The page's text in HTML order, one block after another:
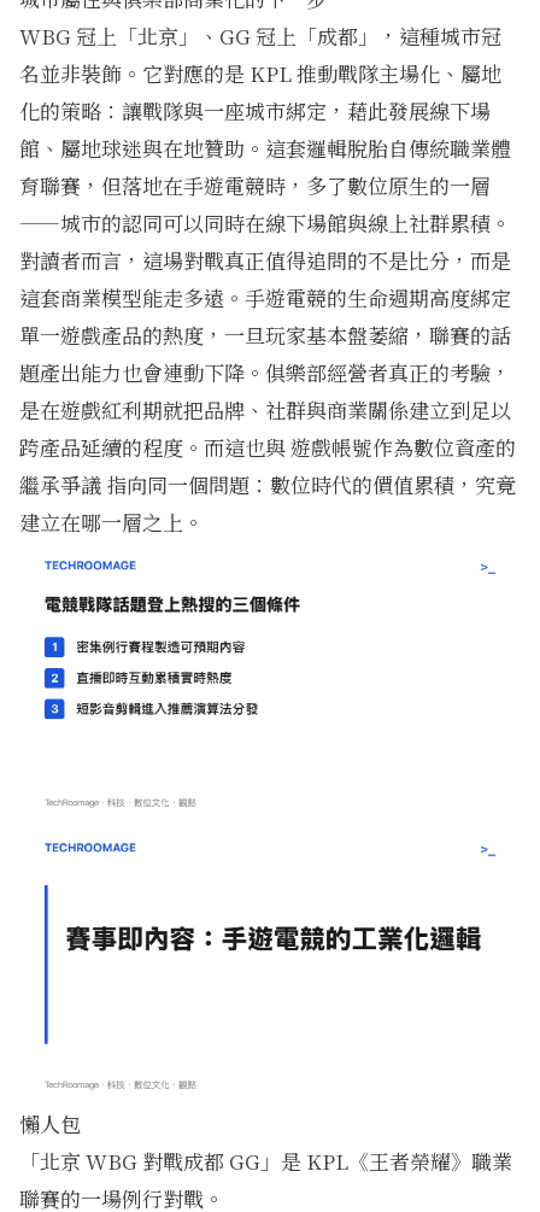
WBG 冠上「北京」、GG 冠上「成都」，這種城市冠
名並非裝飾。它對應的是 KPL 推動戰隊主場化、屬地
化的策略：讓戰隊與一座城市綁定，藉此發展線下場
館、屬地球迷與在地贊助。這套邏輯脫胎自傳統職業體
育聯賽，但落地在手遊電競時，多了數位原生的一層
——城市的認同可以同時在線下場館與線上社群累積。
對讀者而言，這場對戰真正值得追問的不是比分，而是
這套商業模型能走多遠。手遊電競的生命週期高度綁定
單一遊戲產品的熱度，一旦玩家基本盤萎縮，聯賽的話
題產出能力也會連動下降。俱樂部經營者真正的考驗，
是在遊戲紅利期就把品牌、社群與商業關係建立到足以
跨產品延續的程度。而這也與遊戲帳號作為數位資產的
繼承爭議 指向同一個問題：數位時代的價值累積，究竟
建立在哪一層之上。
懶人包
「北京 WBG 對戰成都 GG」是 KPL《王者榮耀》職業
聯賽的一場例行對戰。